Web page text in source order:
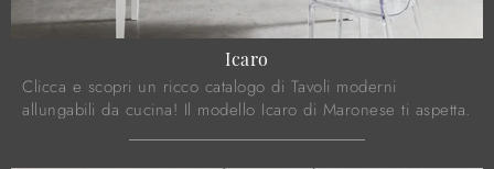
Icaro
Clicca e scopri un ricco catalogo di Tavoli moderni
allungabili da cucina! Il modello Icaro di Maronese ti aspetta.